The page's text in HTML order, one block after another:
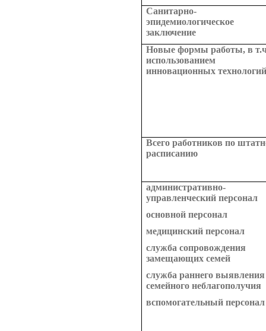
Санитарно-
эпидемиологическое
заключение
Новые формы работы, в
использованием
инновационных
Всего работников по
расписанию
административно-
управленческий персонал
основной персонал
медицинский персонал
служба сопровождения
замещающих семей
служба раннего выявления
семейного неблагополучия
вспомогательный персонал